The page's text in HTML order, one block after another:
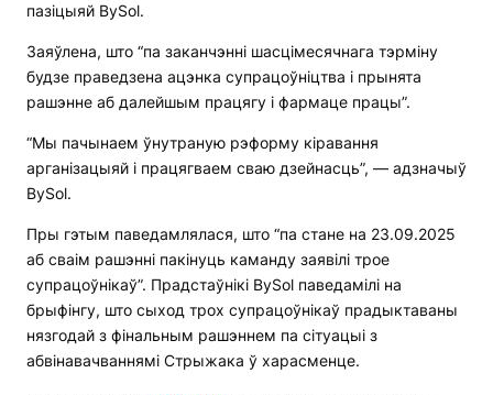
пазіцыяй BySol.
Заяўлена, што “па заканчэнні шасцімесячнага тэрміну
будзе праведзена ацэнка супрацоўніцтва і прынята
рашэнне аб далейшым працягу і фармаце працы”.
“Мы пачынаем ўнутраную рэформу кіравання
арганізацыяй і працягваем сваю дзейнасць”, — адзначыў
BySol.
Пры гэтым паведамлялася, што “па стане на 23.09.2025
аб сваім рашэнні пакінуць каманду заявілі трое
супрацоўнікаў”. Прадстаўнікі BySol паведамілі на
брыфінгу, што сыход трох супрацоўнікаў прадыктаваны
нязгодай з фінальным рашэннем па сітуацыі з
абвінавачваннямі Стрыжака ў харасменце.